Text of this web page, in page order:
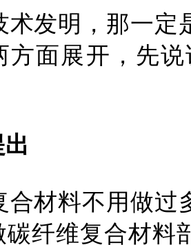
发明，那一定
方面展开，先
材料不用做过
纤维复合材料